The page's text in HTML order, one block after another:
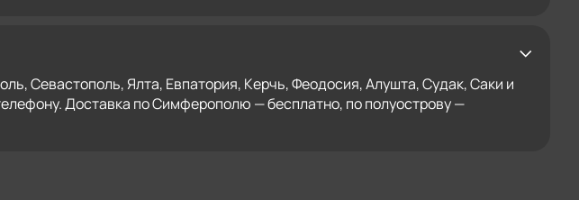
Севастополь, Ялта, Евпатория, Керчь, Феодосия, Алушта, Судак, Саки и
Доставка по Симферополю — бесплатно, по полуострову —